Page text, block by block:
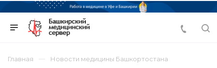
Главная Новости медицины Башкортостана